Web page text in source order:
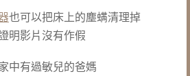
也可以把床上的塵螨清理掉
明影片沒有作假
中有過敏兒的爸媽